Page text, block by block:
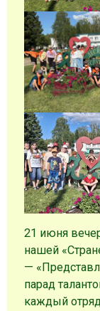
21 июня
нашей
—
парад
каждый